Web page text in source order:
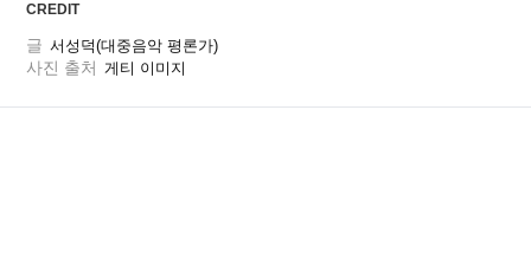
CREDIT
글 서성덕(대중음악 평론가)
사진 출처 게티 이미지